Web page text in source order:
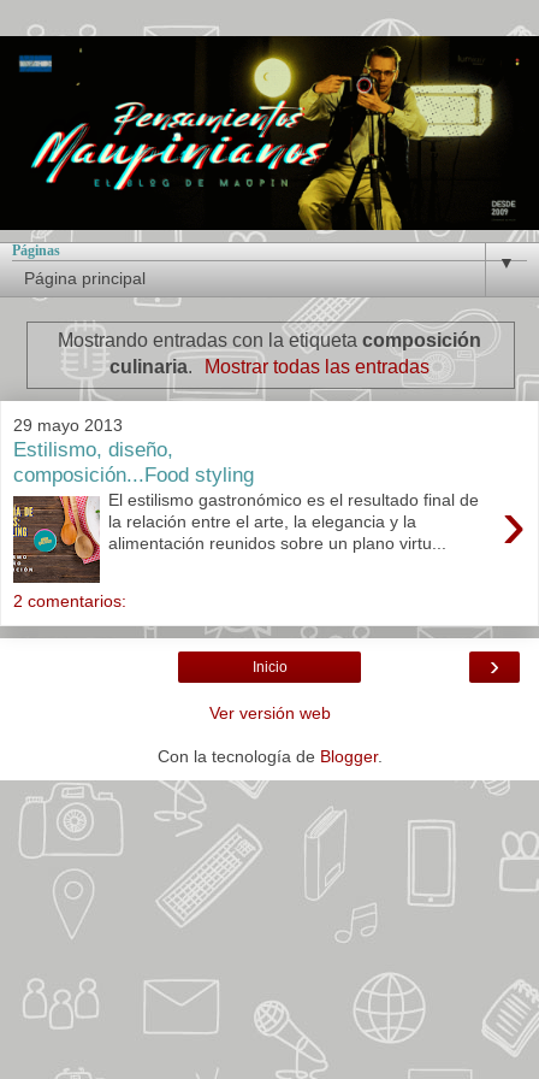
Páginas
▼
Mostrando entradas con la etiqueta composición
culinaria. Mostrar todas las entradas
29 mayo 2013
Estilismo, diseño,
composición...Food styling
›
El estilismo gastronómico es el resultado final de
la relación entre el arte, la elegancia y la
alimentación reunidos sobre un plano virtu...
2 comentarios:
›
Inicio
Ver versión web
Con la tecnología de Blogger.